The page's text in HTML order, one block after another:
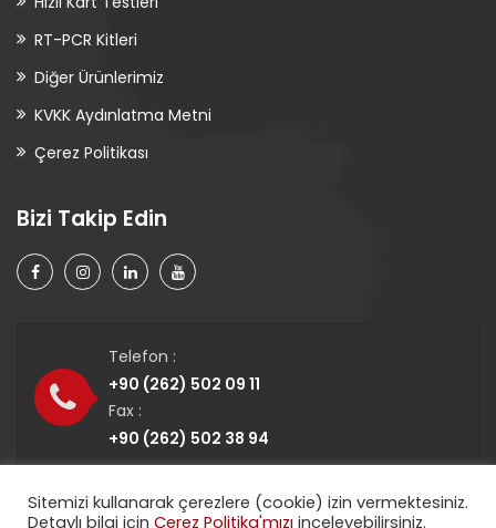
Sitemizi kullanarak çerezlere (cookie) izin vermektesiniz.
Detaylı bilgi için Çerez Politika'mızı inceleyebilirsiniz.
RT-PCR Kitleri
Diğer Ürünlerimiz
KVKK Aydınlatma Metni
Çerez Politikası
Bizi Takip Edin
Telefon :
+90 (262) 502 09 11
Fax :
+90 (262) 502 38 94